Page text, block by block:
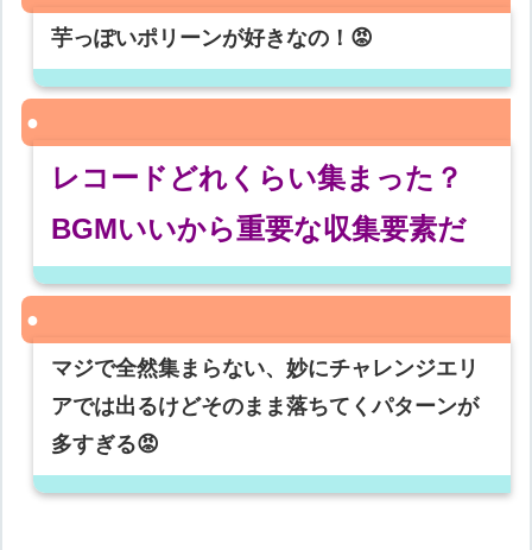
芋っぽいポリーンが好きなの！😡
レコードどれくらい集まった？
BGMいいから重要な収集要素だ
マジで全然集まらない、妙にチャレンジエリ
アでは出るけどそのまま落ちてくパターンが
多すぎる😡